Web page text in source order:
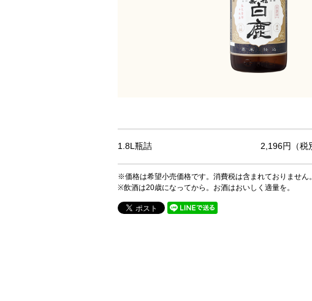
1.8L瓶詰 2,196円（税
※価格は希望小売価格です。消費税は含まれておりません。
※飲酒は20歳になってから。お酒はおいしく適量を。